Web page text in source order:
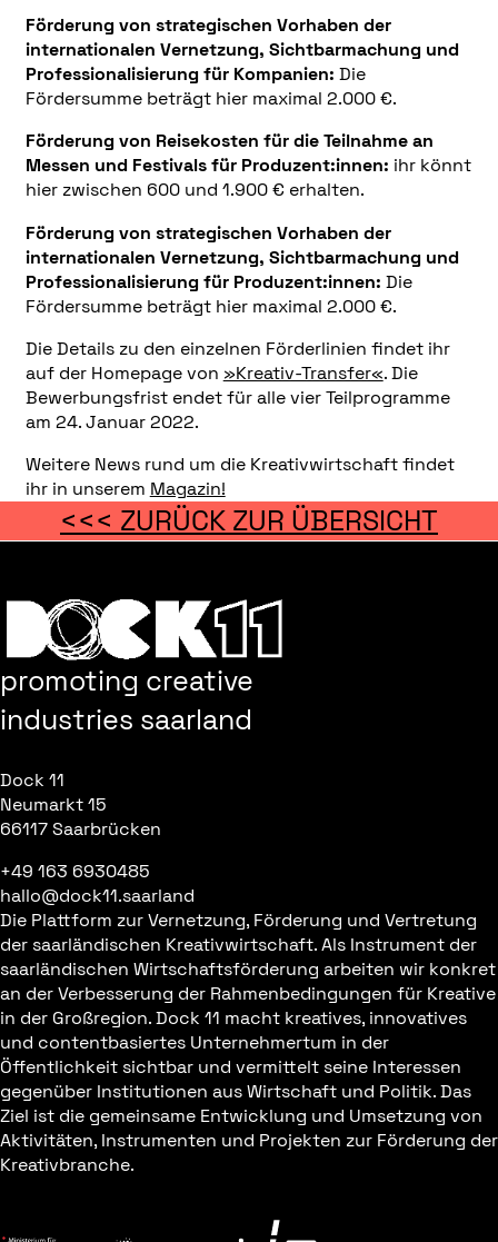
Förderung von strategischen Vorhaben der
internationalen Vernetzung, Sichtbarmachung und
Professionalisierung für Kompanien: Die
Fördersumme beträgt hier maximal 2.000 €.
Förderung von Reisekosten für die Teilnahme an
Messen und Festivals für Produzent:innen: ihr könnt
hier zwischen 600 und 1.900 € erhalten.
Förderung von strategischen Vorhaben der
internationalen Vernetzung, Sichtbarmachung und
Professionalisierung für Produzent:innen: Die
Fördersumme beträgt hier maximal 2.000 €.
Die Details zu den einzelnen Förderlinien findet ihr
auf der Homepage von »Kreativ-Transfer«. Die
Bewerbungsfrist endet für alle vier Teilprogramme
am 24. Januar 2022.
Weitere News rund um die Kreativwirtschaft findet
ihr in unserem Magazin!
<<< ZURÜCK ZUR ÜBERSICHT
promoting creative
industries saarland
Dock 11
Neumarkt 15
66117 Saarbrücken
+49 163 6930485
hallo@dock11.saarland
Die Plattform zur Vernetzung, Förderung und Vertretung
der saarländischen Kreativwirtschaft. Als Instrument der
saarländischen Wirtschaftsförderung arbeiten wir konkret
an der Verbesserung der Rahmenbedingungen für Kreative
in der Großregion. Dock 11 macht kreatives, innovatives
und contentbasiertes Unternehmertum in der
Öffentlichkeit sichtbar und vermittelt seine Interessen
gegenüber Institutionen aus Wirtschaft und Politik. Das
Ziel ist die gemeinsame Entwicklung und Umsetzung von
Aktivitäten, Instrumenten und Projekten zur Förderung der
Kreativbranche.